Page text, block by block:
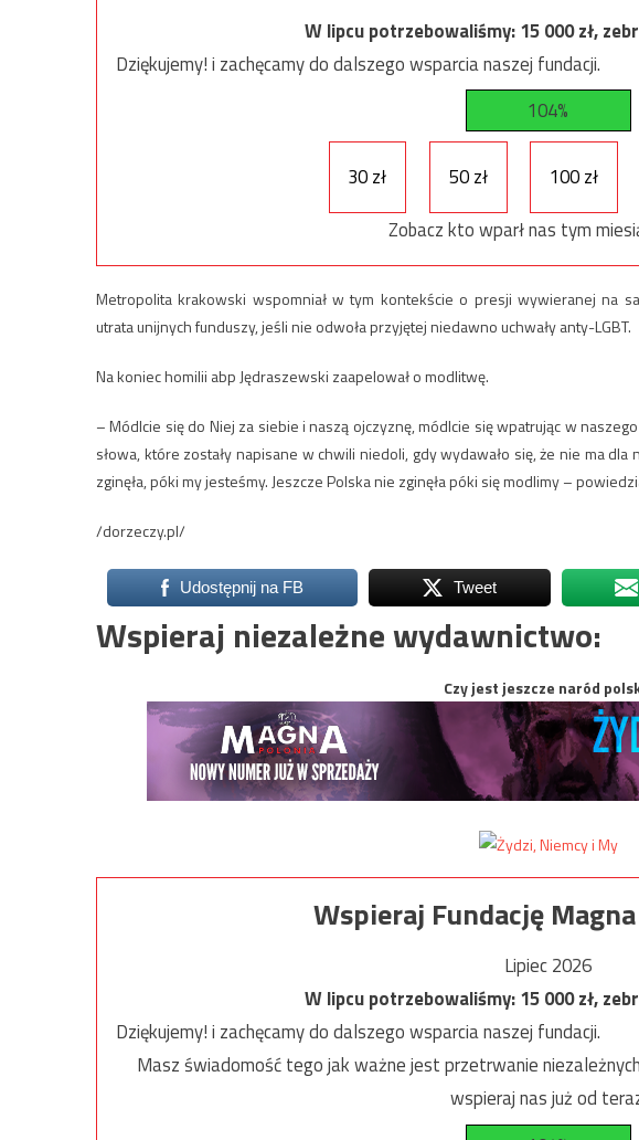
W lipcu potrzebowaliśmy:15 000zł,
Dziękujemy! i zachęcamy do dalszego wsparcia naszej fundacji.
104%
30 zł 50 zł 100 zł
Zobacz kto wparł nas tym
Metropolita krakowski wspomniał w tym kontekście o presji wywieranej na
utrata unijnych funduszy, jeśli nie odwoła przyjętej niedawno uchwały anty-LGBT.
Na koniec homilii abp Jędraszewski zaapelował o modlitwę.
– Módlcie się do Niej za siebie i naszą ojczyznę, módlcie się wpatrując w
słowa, które zostały napisane w chwili niedoli, gdy wydawało się, że nie ma
zginęła, póki my jesteśmy. Jeszcze Polska nie zginęła póki się modlimy –
/dorzeczy.pl/
Udostępnij na FB Tweet
Wspieraj niezależne wydawnictwo:
Czy jest jeszcze naród
Wspieraj Fundację
Lipiec 2026
W lipcu potrzebowaliśmy:15 000zł,
Dziękujemy! i zachęcamy do dalszego wsparcia naszej fundacji.
Masz świadomość tego jak ważne jest przetrwanie
wspieraj nas już od